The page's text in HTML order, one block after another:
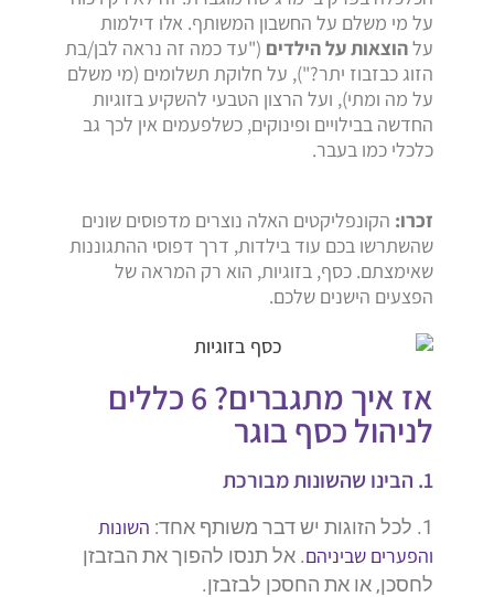
על מי משלם על החשבון המשותף. אלו דילמות
עלהוצאות על הילדים ("עד כמה זה נראה לבן/בת
הזוג כבזבוז יתר?"), על חלוקת תשלומים (מי משלם
על מה ומתי), ועל הרצון הטבעי להשקיע בזוגיות
החדשה בבילויים ופינוקים, כשלפעמים אין לכך גב
כלכלי כמו בעבר.
זכרו: הקונפליקטים האלה נוצרים מדפוסים שונים
שהשתרשו בכם עוד בילדות, דרך דפוסי ההתגוננות
שאימצתם. כסף, בזוגיות, הוא רק המראה של
הפצעים הישנים שלכם.
אז איך מתגברים? 6 כללים
לניהול כסף בוגר
1. הבינו שהשונות מבורכת
לכל הזוגות יש דבר משותף אחד: השונות
והפערים שביניהם. אל תנסו להפוך את הבזבזן
לחסכן, או את החסכן לבזבזן.